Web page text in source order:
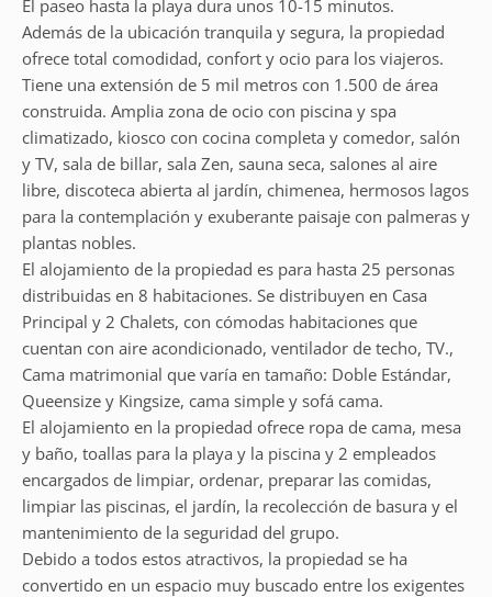
El paseo hasta la playa dura unos 10-15 minutos.
Además de la ubicación tranquila y segura, la propiedad
ofrece total comodidad, confort y ocio para los viajeros.
Tiene una extensión de 5 mil metros con 1.500 de área
construida. Amplia zona de ocio con piscina y spa
climatizado, kiosco con cocina completa y comedor, salón
y TV, sala de billar, sala Zen, sauna seca, salones al aire
libre, discoteca abierta al jardín, chimenea, hermosos lagos
para la contemplación y exuberante paisaje con palmeras y
plantas nobles.
El alojamiento de la propiedad es para hasta 25 personas
distribuidas en 8 habitaciones. Se distribuyen en Casa
Principal y 2 Chalets, con cómodas habitaciones que
cuentan con aire acondicionado, ventilador de techo, TV.,
Cama matrimonial que varía en tamaño: Doble Estándar,
Queensize y Kingsize, cama simple y sofá cama.
El alojamiento en la propiedad ofrece ropa de cama, mesa
y baño, toallas para la playa y la piscina y 2 empleados
encargados de limpiar, ordenar, preparar las comidas,
limpiar las piscinas, el jardín, la recolección de basura y el
mantenimiento de la seguridad del grupo.
Debido a todos estos atractivos, la propiedad se ha
convertido en un espacio muy buscado entre los exigentes